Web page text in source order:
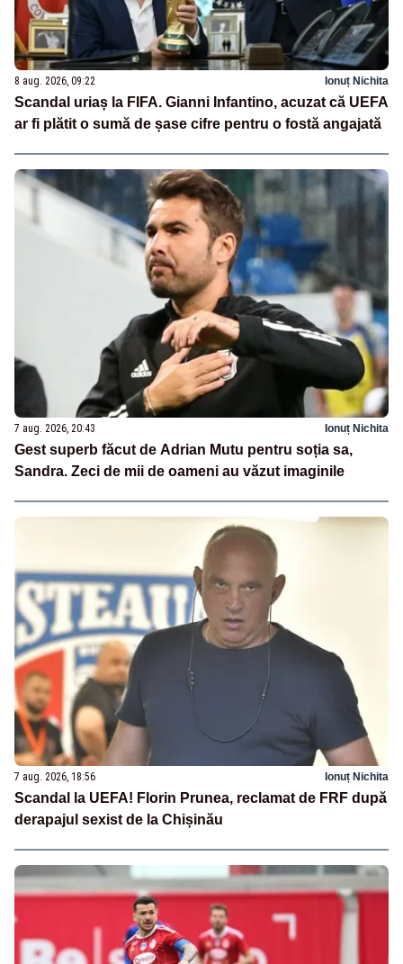
8 aug. 2026, 09:22 Ionuț Nichita
Scandal uriaș la FIFA. Gianni Infantino, acuzat că UEFA
ar fi plătit o sumă de șase cifre pentru o fostă angajată
7 aug. 2026, 20:43 Ionuț Nichita
Gest superb făcut de Adrian Mutu pentru soția sa,
Sandra. Zeci de mii de oameni au văzut imaginile
7 aug. 2026, 18:56 Ionuț Nichita
Scandal la UEFA! Florin Prunea, reclamat de FRF după
derapajul sexist de la Chișinău